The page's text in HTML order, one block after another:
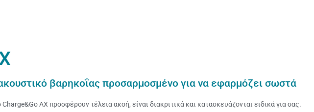
βαρηκοΐας προσαρμοσμένο για να εφαρμόζει σωστά
AX προσφέρουν τέλεια ακοή, είναι διακριτικά και κατασκευάζονται ειδικά για σας.